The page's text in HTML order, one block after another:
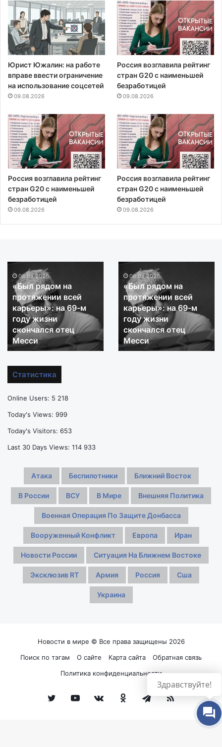
Юрист Южалин: на работе
вправе ввести ограничение
на использование соцсетей
09.08.2026
Россия возглавила рейтинг
стран G20 с наименьшей
безработицей
09.08.2026
Россия возглавила рейтинг
стран G20 с наименьшей
безработицей
09.08.2026
Россия возглавила рейтинг
стран G20 с наименьшей
безработицей
09.08.2026
«Геноцид
самой
страшной,
тотальной
его
форме»:
почему
важно
трагедию
Великой
Отечественной
«Геноцид в самой
страшной, тотальной
его форме»: почему
важно помнить
трагедию
Ленинграда в
Великой
Отечественной войне
«Геноцид
самой
страшной,
тотальной
его
форме»:
почему
важно
«Геноцид в самой
страшной, тотальной
его форме»: почему
важно помнить
трагедию
Ленинграда в
Великой
Отечественной войне
Статистика
Online Users: 5 218
Today's Views: 999
Today's Visitors: 653
Last 30 Days Views: 114 933
Атака Беспилотники Ближний Восток
В России ВСУ В Мире Внешняя Политика
Военная Операция По Защите Донбасса
Вооруженный Конфликт Европа Иран
Новости России Ситуация На Ближнем Востоке
Эксклюзив RT Армия Россия Сша
Украина
Новости в мире © Все права защищены 2026
Поиск по тэгам
О сайте Карта сайта
Обратная связь
Политика конфиденциальности
TwitterYouTubevk.comОдноклассники
Telegram
RSS
Здравствуйте!